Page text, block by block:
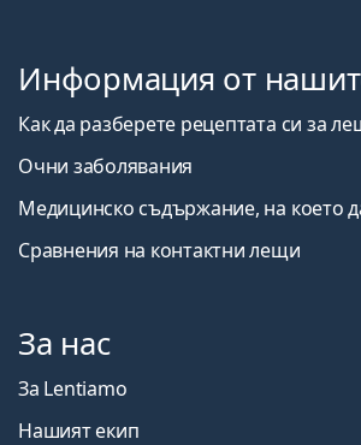
Информация от
Как да разберете рецептата си за
Очни заболявания
Медицинско съдържание, на което
Сравнения на контактни лещи
За нас
За Lentiamo
Нашият екип